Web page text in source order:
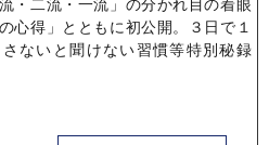
心得」とともに初公開。３日で１
ないと聞けない習慣等特別秘録